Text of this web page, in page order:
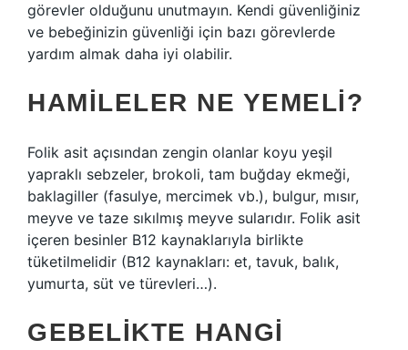
görevler olduğunu unutmayın. Kendi güvenliğiniz
ve bebeğinizin güvenliği için bazı görevlerde
yardım almak daha iyi olabilir.
HAMILELER NE YEMELI?
Folik asit açısından zengin olanlar koyu yeşil
yapraklı sebzeler, brokoli, tam buğday ekmeği,
baklagiller (fasulye, mercimek vb.), bulgur, mısır,
meyve ve taze sıkılmış meyve sularıdır. Folik asit
içeren besinler B12 kaynaklarıyla birlikte
tüketilmelidir (B12 kaynakları: et, tavuk, balık,
yumurta, süt ve türevleri…).
GEBELIKTE HANGI